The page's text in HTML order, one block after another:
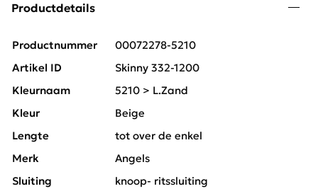
Productdetails
Productnummer
00072278-5210
Artikel ID
Skinny 332-1200
Kleurnaam
5210 > L.Zand
Kleur
Beige
Lengte
tot over de enkel
Merk
Angels
Sluiting
knoop- ritssluiting